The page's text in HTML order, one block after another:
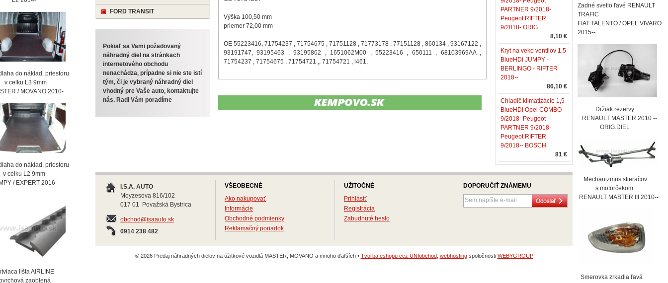
Výška 100,50 mm
priemer 72,00 mm
OE 55223416, 71754237 , 71754675 , 71751128 , 71773178 , 77151128 , 860134 , 93167122 ,
93191747, 93195463 , 93195862 , 1651062M00 , 55223416 , 650111 , 68103969AA ,
71754237 , 71754675 , 71754721 ,, 71754721 , l461,
PARTNER 9/2018-
Peugeot RIFTER
9/2018- ORIG
8,10 €
Kryt na veko ventilov 1,5
BlueHDi JUMPY -
BERLINGO - RIFTER
2018--
86,10 €
Chladič klimatizácie 1,5
BlueHDi Opel COMBO
9/2018- Peugeot
PARTNER 9/2018-
Peugeot RIFTER
9/2018-- BOSCH
81 €
FORD TRANSIT
Pokiaľ sa Vami požadovaný
náhradný diel na stránkach
internetového obchodu
nenachádza, prípadne si nie ste istí
tým, či je vybraný náhradný diel
vhodný pre Vaše auto, kontaktujte
nás. Radi Vám poradíme
I.S.A. AUTO
Moyzesova 816/102
017 01 Považská Bystrica
obchod@isaauto.sk
0914 238 482
VŠEOBECNÉ
Ako nakupovať
Informácie
Obchodné podmienky
Reklamačný poriadok
UŽITOČNÉ
Prihlásiť
Registrácia
Zabudnuté heslo
DOPORUČIŤ ZNÁMEMU
© 2026 Predaj náhradných dielov na úžitkové vozidlá MASTER, MOVANO a mnoho ďaľších • Tvorba eshopu cez UNIobchod, webhostingspoločnosti WEBYGROUP
do náklad. priestoru
L3 9mm
/ MOVANO 2010-
do náklad. priestoru
L2 9mm
/ EXPERT 2016-
lišta AIRLINE
zaoblená
Zadné svetlo ľavé RENAULT
TRAFIC
FIAT TALENTO / OPEL VIVARO
2015--
Držiak rezervy
RENAULT MASTER 2010 --
ORIG.DIEL
Mechanizmus stieračov
s motorčekom
RENAULT MASTER III 2010--
Smerovka zrkadla ľavá